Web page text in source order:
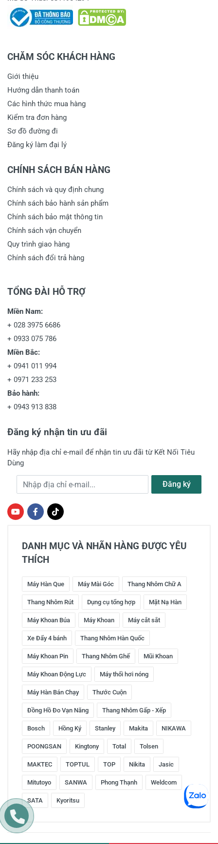
CHĂM SÓC KHÁCH HÀNG
Giới thiệu
Hướng dẫn thanh toán
Các hình thức mua hàng
Kiểm tra đơn hàng
Sơ đồ đường đi
Đăng ký làm đại lý
CHÍNH SÁCH BÁN HÀNG
Chính sách và quy định chung
Chính sách bảo hành sản phẩm
Chính sách bảo mật thông tin
Chính sách vận chuyển
Quy trình giao hàng
Chính sách đổi trả hàng
TỔNG ĐÀI HỖ TRỢ
Miền Nam:
+ 028 3975 6686
+ 0933 075 786
Miền Bắc:
+ 0941 011 994
+ 0971 233 253
Bảo hành:
+ 0943 913 838
Đăng ký nhận tin ưu đãi
Hãy nhập địa chỉ e-mail để nhận tin ưu đãi từ Kết Nối Tiêu
Dùng
Địa chỉ e-mail Đăng ký
DANH MỤC VÀ NHÃN HÀNG ĐƯỢC YÊU
THÍCH
Máy Hàn Que Máy Mài Góc Thang Nhôm Chữ A
Thang Nhôm Rút Dụng cụ tổng hợp Mặt Nạ Hàn
Máy Khoan Búa Máy Khoan Máy cắt sắt
Xe Đẩy 4 bánh Thang Nhôm Hàn Quốc
Máy Khoan Pin Thang Nhôm Ghế Mũi Khoan
Máy Khoan Động Lực Máy thổi hơi nóng
Máy Hàn Bán Chạy Thước Cuộn
Đồng Hồ Đo Vạn Năng Thang Nhôm Gấp - Xếp
Bosch Hồng Ký Stanley Makita NIKAWA
POONGSAN Kingtony Total Tolsen
MAKTEC TOPTUL TOP Nikita Jasic
Mitutoyo SANWA Phong Thạnh Weldcom
SATA Kyoritsu